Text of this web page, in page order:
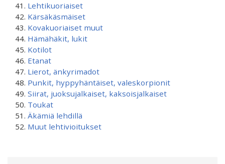
Lehtikuoriaiset
Kärsäkäsmäiset
Kovakuoriaiset muut
Hämähäkit, lukit
Kotilot
Etanat
Lierot, änkyrimadot
Punkit, hyppyhäntäiset, valeskorpionit
Siirat, juoksujalkaiset, kaksoisjalkaiset
Toukat
Äkämiä lehdillä
Muut lehtivioitukset